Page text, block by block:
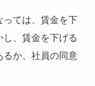
っては、賃金を下
、賃金を下げる
るか、社員の同意